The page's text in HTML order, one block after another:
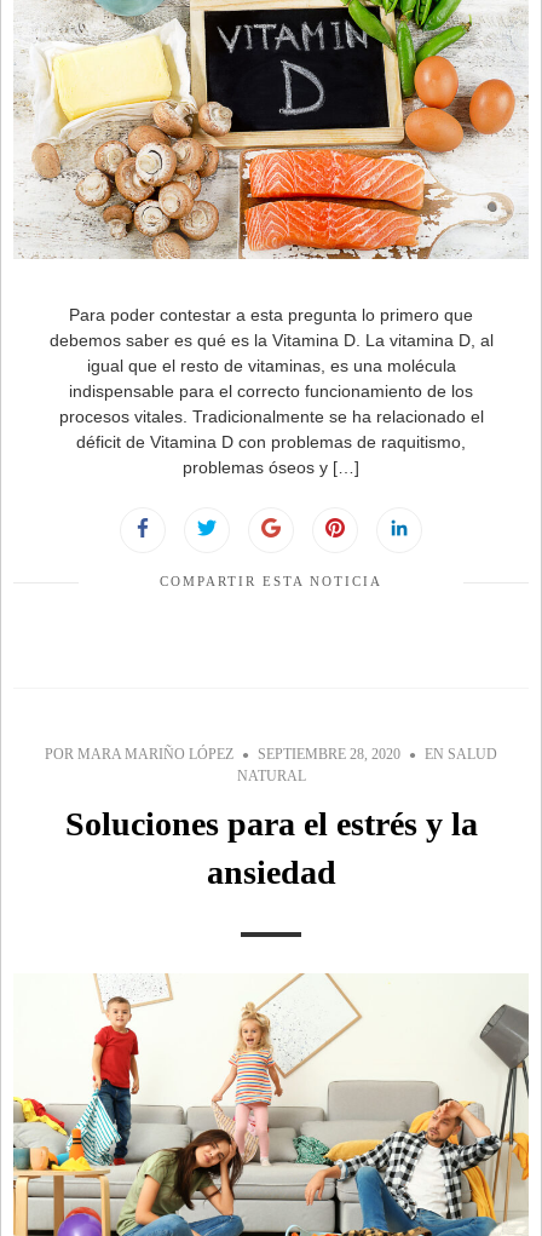
Para poder contestar a esta pregunta lo primero que
debemos saber es qué es la Vitamina D. La vitamina D, al
igual que el resto de vitaminas, es una molécula
indispensable para el correcto funcionamiento de los
procesos vitales. Tradicionalmente se ha relacionado el
déficit de Vitamina D con problemas de raquitismo,
problemas óseos y […]
COMPARTIR ESTA NOTICIA
POR MARA MARIÑO LÓPEZ SEPTIEMBRE 28, 2020 EN SALUD
NATURAL
Soluciones para el estrés y la
ansiedad